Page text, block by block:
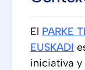
El PARKE
EUSKADI
iniciativa y